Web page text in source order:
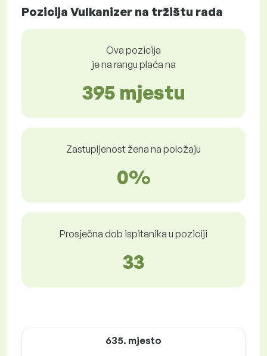
Pozicija Vulkanizer na tržištu rada
Ova pozicija
je na rangu plaća na
395 mjestu
Zastupljenost žena na položaju
0%
Prosječna dob ispitanika u poziciji
33
635. mjesto